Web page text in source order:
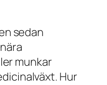
sedan
munkar
Hur